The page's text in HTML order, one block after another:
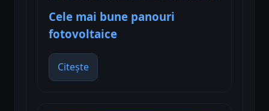
Cele mai bune panouri
fotovoltaice
Citește